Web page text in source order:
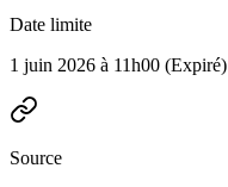
Date limite
1 juin 2026 à 11h00 (Expiré)
Source